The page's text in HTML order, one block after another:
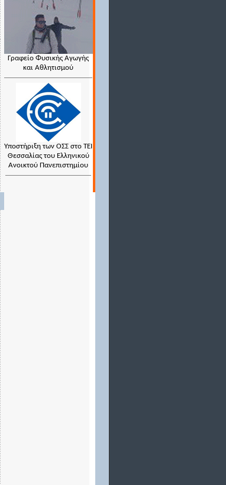
Γραφείο Φυσικής Αγωγής
και Αθλητισμού
Υποστήριξη των ΟΣΣ στο ΤΕΙ
Θεσσαλίας του Ελληνικού
Ανοικτού Πανεπιστημίου